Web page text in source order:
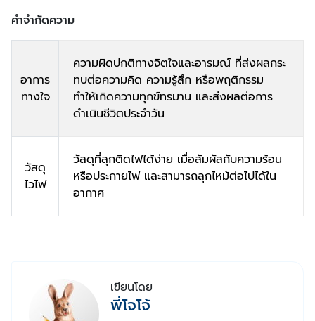
คำจำกัดความ
อาการ
ทางใจ
ความผิดปกติทางจิตใจและอารมณ์ ที่ส่งผลกระ
ทบต่อความคิด ความรู้สึก หรือพฤติกรรม
ทำให้เกิดความทุกข์ทรมาน และส่งผลต่อการ
ดำเนินชีวิตประจำวัน
วัสดุ
ไวไฟ
วัสดุที่ลุกติดไฟได้ง่าย เมื่อสัมผัสกับความร้อน
หรือประกายไฟ และสามารถลุกไหม้ต่อไปได้ใน
อากาศ
เขียนโดย
พี่โจโจ้